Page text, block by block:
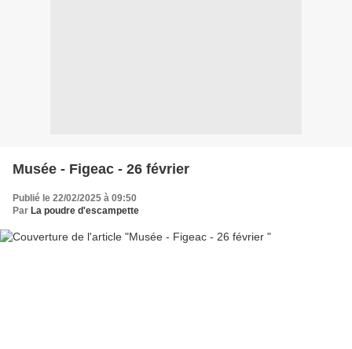
Musée - Figeac - 26 février
Publié le 22/02/2025 à 09:50
Par La poudre d'escampette